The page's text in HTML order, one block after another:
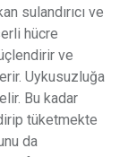
sulandırıcı ve
hücre
ve
Uykusuzluğa
Bu kadar
tüketmekte
da